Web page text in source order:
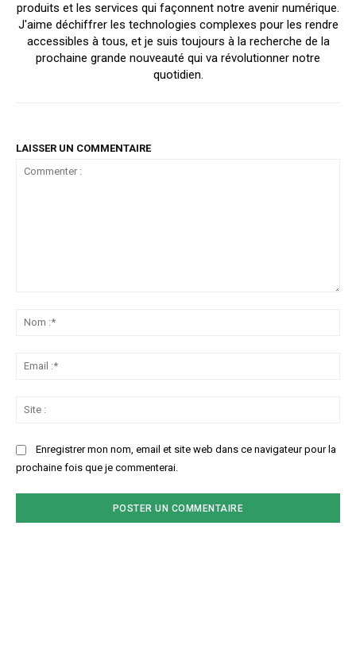
produits et les services qui façonnent notre avenir numérique.
J'aime déchiffrer les technologies complexes pour les rendre
accessibles à tous, et je suis toujours à la recherche de la
prochaine grande nouveauté qui va révolutionner notre
quotidien.
LAISSER UN COMMENTAIRE
Enregistrer mon nom, email et site web dans ce navigateur pour la
prochaine fois que je commenterai.